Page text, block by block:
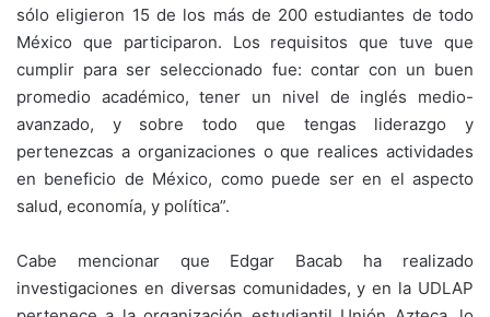
sólo eligieron 15 de los más de 200 estudiantes de todo
México que participaron. Los requisitos que tuve que
cumplir para ser seleccionado fue: contar con un buen
promedio académico, tener un nivel de inglés medio-
avanzado, y sobre todo que tengas liderazgo y
pertenezcas a organizaciones o que realices actividades
en beneficio de México, como puede ser en el aspecto
salud, economía, y política”.
Cabe mencionar que Edgar Bacab ha realizado
investigaciones en diversas comunidades, y en la UDLAP